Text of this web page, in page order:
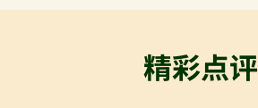
精彩点评​